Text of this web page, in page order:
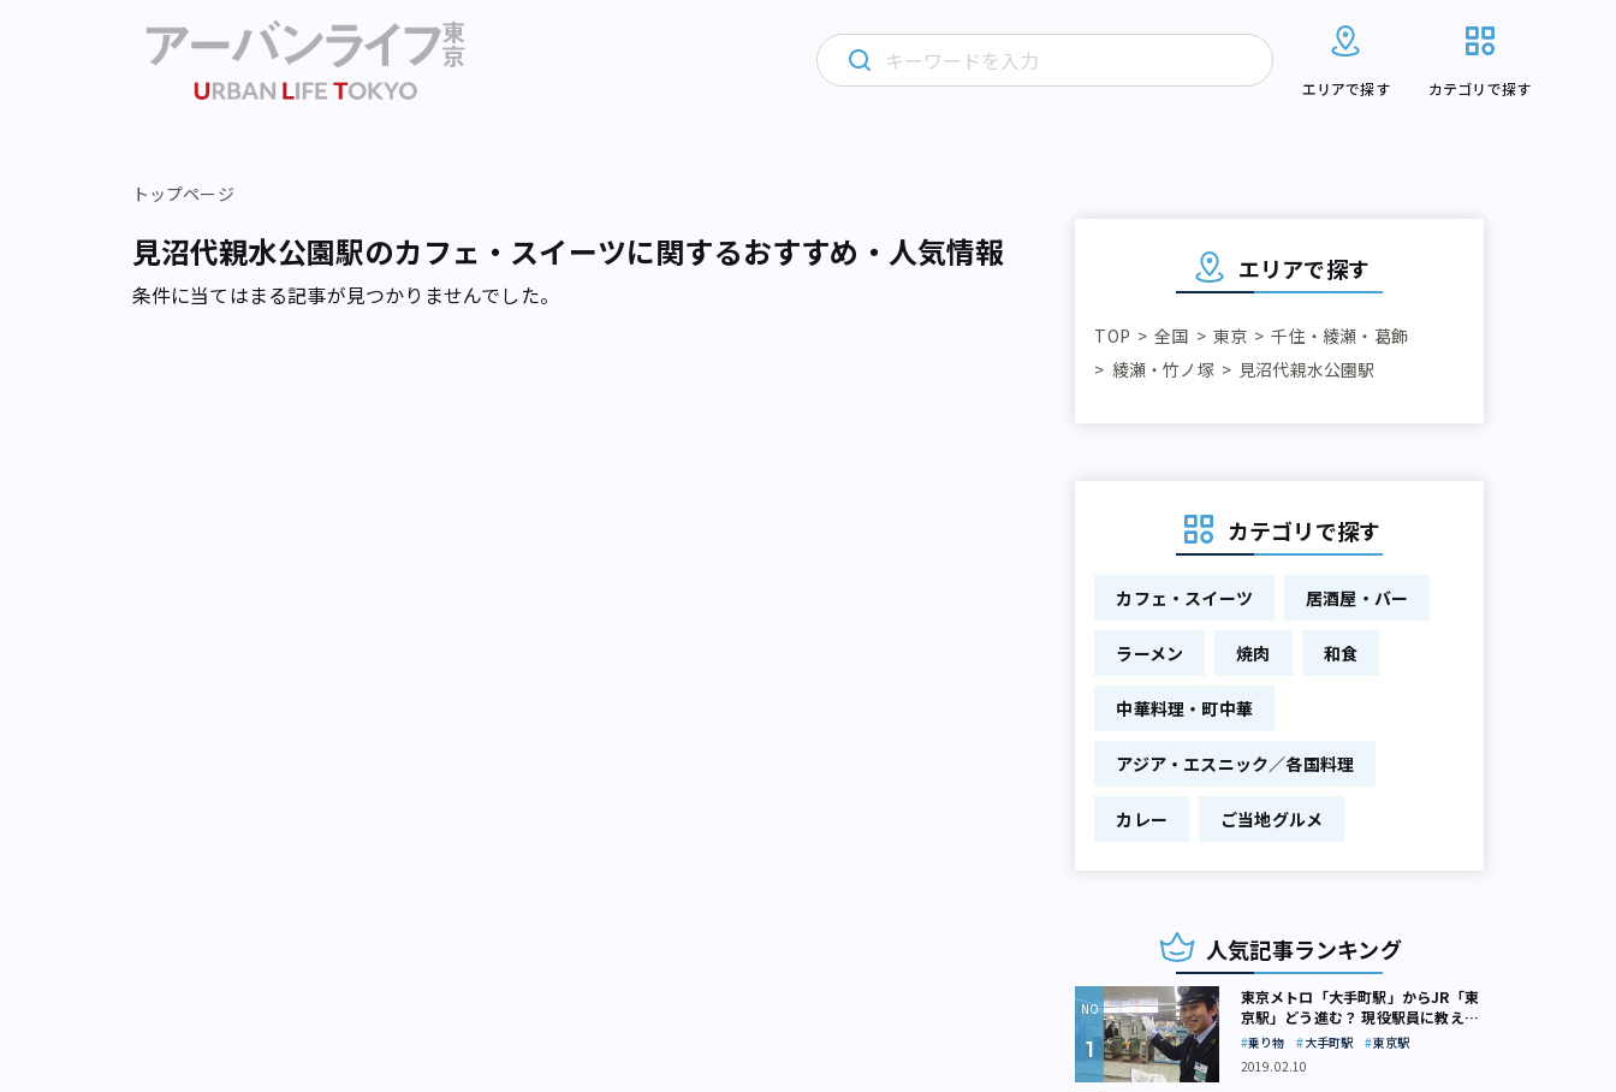
エリアで探す カテゴリで探す
トップページ
見沼代親水公園駅のカフェ・スイーツに関するおすすめ・人気情報
条件に当てはまる記事が見つかりませんでした。
エリアで探す
TOP 全国 東京
千住・綾瀬・葛飾
綾瀬・竹ノ塚
見沼代親水公園駅
カテゴリで探す
カフェ・スイーツ 居酒屋・バー
ラーメン 焼肉 和食
中華料理・町中華
アジア・エスニック／各国料理
カレー ご当地グルメ
人気記事ランキング
東京メトロ「大手町駅」からJR「東
京駅」どう進む？ 現役駅員に教えて
もらいました
乗り物 大手町駅
東京駅
2019.02.10